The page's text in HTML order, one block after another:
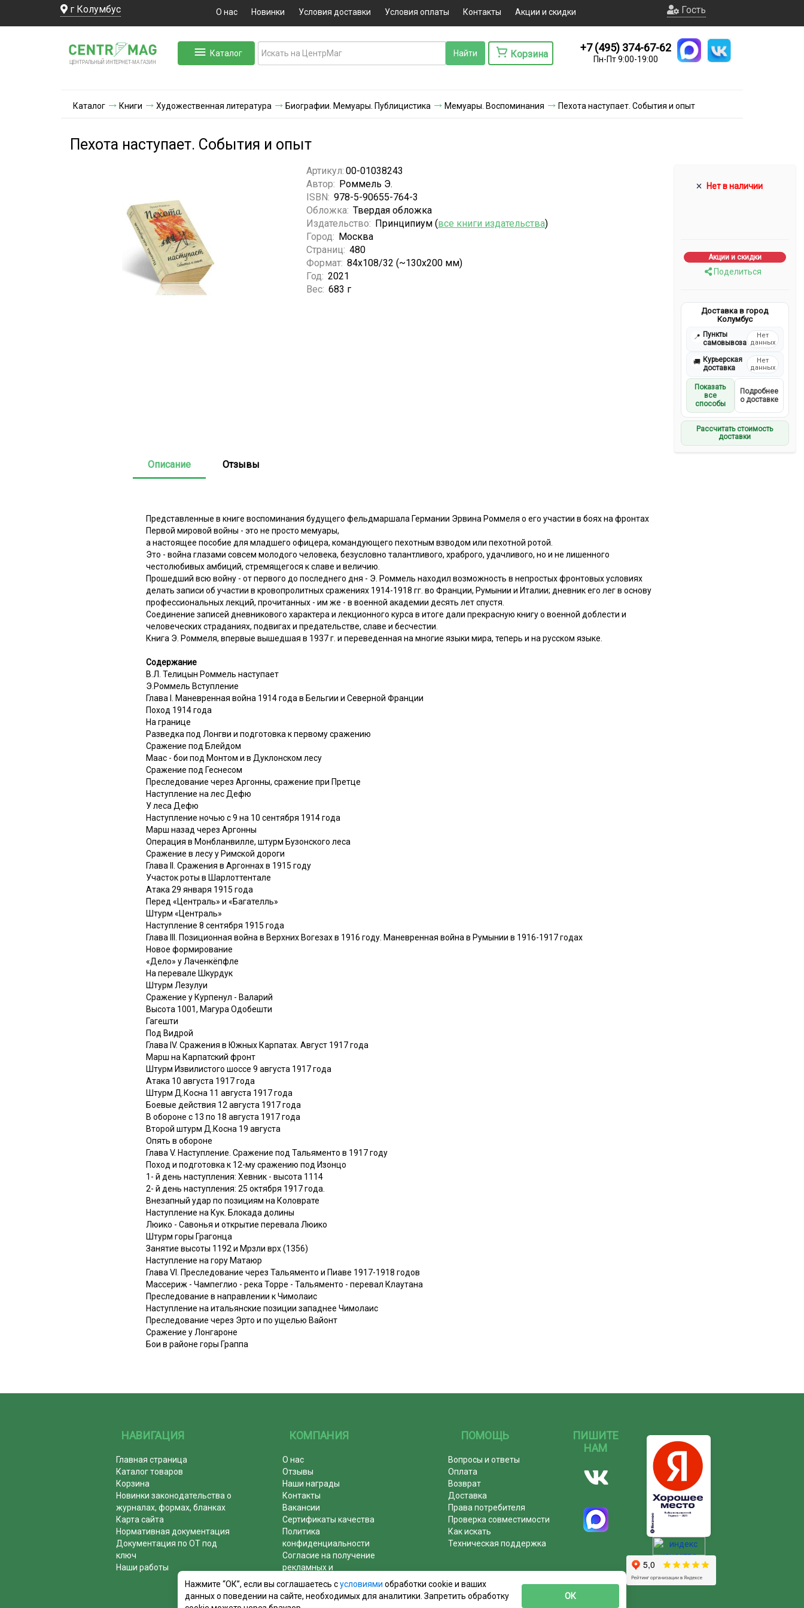
г Колумбус О нас Новинки Условия доставки Условия оплаты Контакты Акции и скидки Гость
ЦЕНТРАЛЬНЫЙ ИНТЕРНЕТ-МА ГАЗИН
Каталог Корзина
+7 (495) 374-67-62
Пн-Пт 9:00-19:00
Каталог Книги Художественная литература Биографии. Мемуары. Публицистика Мемуары. Воспоминания Пехота наступает. События и опыт
Пехота наступает. События и опыт
Нет в наличии
Акции и скидки
Поделиться
Доставка в город
Колумбус
📍 Пункты
самовывоза
Нет
данных
🚚 Курьерская
доставка
Нет
данных
Показать
все
способы
Подробнее
о доставке
Рассчитать стоимость
доставки
Артикул: 00-01038243
Автор: Роммель Э.
ISBN: 978-5-90655-764-3
Обложка: Твердая обложка
Издательство: Принципиум (все книги издательства)
Город: Москва
Страниц: 480
Формат: 84x108/32 (~130х200 мм)
Год: 2021
Вес: 683 г
Описание Отзывы
Представленные в книге воспоминания будущего фельдмаршала Германии Эрвина Роммеля о его участии в боях на фронтах
Первой мировой войны - это не просто мемуары,
а настоящее пособие для младшего офицера, командующего пехотным взводом или пехотной ротой.
Это - война глазами совсем молодого человека, безусловно талантливого, храброго, удачливого, но и не лишенного
честолюбивых амбиций, стремящегося к славе и величию.
Прошедший всю войну - от первого до последнего дня - Э. Роммель находил возможность в непростых фронтовых условиях
делать записи об участии в кровопролитных сражениях 1914-1918 гг. во Франции, Румынии и Италии; дневник его лег в основу
профессиональных лекций, прочитанных - им же - в военной академии десять лет спустя.
Соединение записей дневникового характера и лекционного курса в итоге дали прекрасную книгу о военной доблести и
человеческих страданиях, подвигах и предательстве, славе и бесчестии.
Книга Э. Роммеля, впервые вышедшая в 1937 г. и переведенная на многие языки мира, теперь и на русском языке.
Содержание
В.Л. Телицын Роммель наступает
Э.Роммель Вступление
Глава I. Маневренная война 1914 года в Бельгии и Северной Франции
Поход 1914 года
На границе
Разведка под Лонгви и подготовка к первому сражению
Сражение под Блейдом
Маас - бои под Монтом и в Дуклонском лесу
Сражение под Геснесом
Преследование через Аргонны, сражение при Претце
Наступление на лес Дефю
У леса Дефю
Наступление ночью с 9 на 10 сентября 1914 года
Марш назад через Аргонны
Операция в Монбланвилле, штурм Бузонского леса
Сражение в лесу у Римской дороги
Глава II. Сражения в Аргоннах в 1915 году
Участок роты в Шарлоттентале
Атака 29 января 1915 года
Перед «Централь» и «Багателль»
Штурм «Централь»
Наступление 8 сентября 1915 года
Глава III. Позиционная война в Верхних Вогезах в 1916 году. Маневренная война в Румынии в 1916-1917 годах
Новое формирование
«Дело» у Лаченкёпфле
На перевале Шкурдук
Штурм Лезулуи
Сражение у Курпенул - Валарий
Высота 1001, Магура Одобешти
Гагешти
Под Видрой
Глава IV. Сражения в Южных Карпатах. Август 1917 года
Марш на Карпатский фронт
Штурм Извилистого шоссе 9 августа 1917 года
Атака 10 августа 1917 года
Штурм Д.Косна 11 августа 1917 года
Боевые действия 12 августа 1917 года
В обороне с 13 по 18 августа 1917 года
Второй штурм Д.Косна 19 августа
Опять в обороне
Глава V. Наступление. Сражение под Тальяменто в 1917 году
Поход и подготовка к 12-му сражению под Изонцо
1- й день наступления: Хевник - высота 1114
2- й день наступления: 25 октября 1917 года.
Внезапный удар по позициям на Коловрате
Наступление на Кук. Блокада долины
Люико - Савонья и открытие перевала Люико
Штурм горы Грагонца
Занятие высоты 1192 и Мрзли врх (1356)
Наступление на гору Матаюр
Глава VI. Преследование через Тальяменто и Пиаве 1917-1918 годов
Массериж - Чампеглио - река Toppe - Тальяменто - перевал Клаутана
Преследование в направлении к Чимолаис
Наступление на итальянские позиции западнее Чимолаис
Преследование через Эрто и по ущелью Вайонт
Сражение у Лонгароне
Бои в районе горы Граппа
НАВИГАЦИЯ
Главная страница
Каталог товаров
Корзина
Новинки законодательства о
журналах, формах, бланках
Карта сайта
Нормативная документация
Документация по ОТ под
ключ
Наши работы
КОМПАНИЯ
О нас
Отзывы
Наши награды
Контакты
Вакансии
Сертификаты качества
Политика
конфиденциальности
Согласие на получение
рекламных и
информационных рассылок
Почему журналы покупают у
ПОМОЩЬ
Вопросы и ответы
Оплата
Возврат
Доставка
Права потребителя
Проверка совместимости
Как искать
Техническая поддержка
ПИШИТЕ
НАМ
Нажмите “ОК”, если вы соглашаетесь сусловиями обработки cookie и ваших
данных о поведении на сайте, необходимых для аналитики. Запретить обработку
ОК